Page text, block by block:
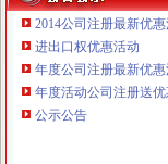
2014公司注册最新优惠
进出口权优惠活动
年度公司注册最新优惠
年度活动公司注册送
公示公告
重庆傲志众达投资咨